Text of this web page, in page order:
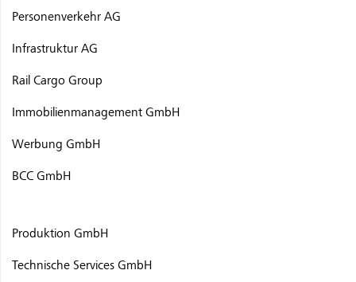
Personenverkehr AG
Infrastruktur AG
Rail Cargo Group
Immobilienmanagement GmbH
Werbung GmbH
BCC GmbH
Produktion GmbH
Technische Services GmbH